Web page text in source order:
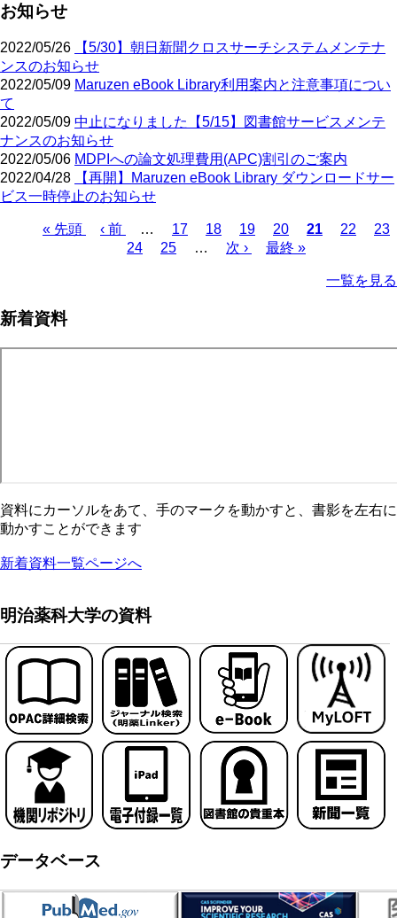
お知らせ
2022/05/26
【5/30】朝日新聞クロスサーチシステムメンテナ
ンスのお知らせ
2022/05/09 Maruzen eBook Library利用案内と注意事項につい
て
2022/05/09 中止になりました【5/15】図書館サービスメンテ
ナンスのお知らせ
2022/05/06 MDPIへの論文処理費用(APC)割引のご案内
2022/04/28
【再開】Maruzen eBook Library ダウンロードサー
ビス一時停止のお知らせ
り
先
« 先頭
前
‹ 前 …
ペ
ー
17
ペ
ー
18
ペ
ー
19
ペ
ー
20
カ
21
ペ
22
ペ
23
ペ
24
ペ
25 …
次
次 ›
最
最終 »
一覧を見る
新着資料
資料にカーソルをあて、手のマークを動かすと、書影を左右に
動かすことができます
新着資料一覧ページへ
明治薬科大学の資料
データベース